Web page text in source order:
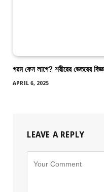
গরম কেন লাগে? শরীরের ভেতরের
APRIL 6, 2025
LEAVE A REPLY